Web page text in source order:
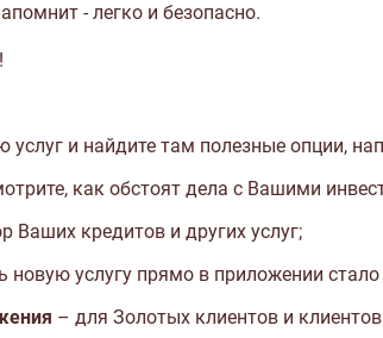
- легко и безопасно.
и найдите там полезные опции,
как обстоят дела с Вашими
Ваших кредитов и других услуг;
новую услугу прямо в приложении
– для Золотых клиентов и